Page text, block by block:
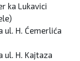
ka Lukavici
ul. H. Ćemerlića
ul. H. Kajtaza